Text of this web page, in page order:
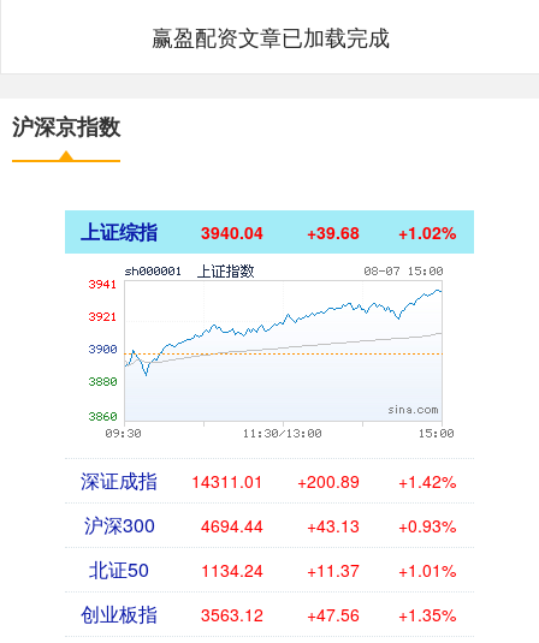
赢盈配资文章已加载完成
沪深京指数
上证综指 3940.04 +39.68 +1.02%
深证成指 14311.01 +200.89 +1.42%
沪深300 4694.44 +43.13 +0.93%
北证50 1134.24 +11.37 +1.01%
创业板指 3563.12 +47.56 +1.35%